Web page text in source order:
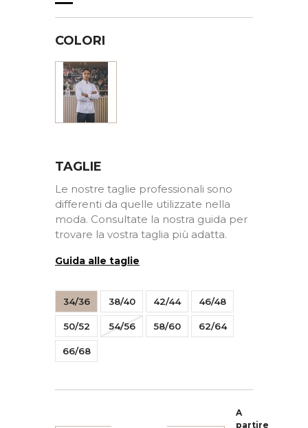
COLORI
TAGLIE
Le nostre taglie professionali sono
differenti da quelle utilizzate nella
moda. Consultate la nostra guida per
trovare la vostra taglia più adatta.
Guida alle taglie
34/36 38/40 42/44 46/48
50/52 54/56 58/60 62/64
66/68
A
partire